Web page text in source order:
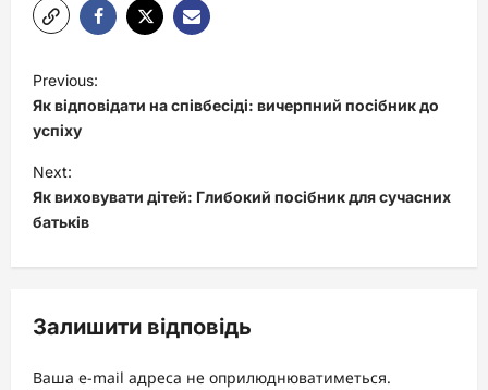
P
o
s
t
n
a
v
g
a
Previous:
Як відповідати на співбесіді: вичерпний посібник до
успіху
Next:
Як виховувати дітей: Глибокий посібник для сучасних
батьків
Залишити відповідь
Ваша e-mail адреса не оприлюднюватиметься.